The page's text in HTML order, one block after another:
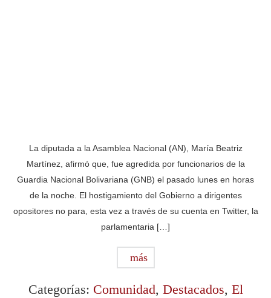
La diputada a la Asamblea Nacional (AN), María Beatriz
Martínez, afirmó que, fue agredida por funcionarios de la
Guardia Nacional Bolivariana (GNB) el pasado lunes en horas
de la noche. El hostigamiento del Gobierno a dirigentes
opositores no para, esta vez a través de su cuenta en Twitter, la
parlamentaria […]
más
Categorías: Comunidad, Destacados, El